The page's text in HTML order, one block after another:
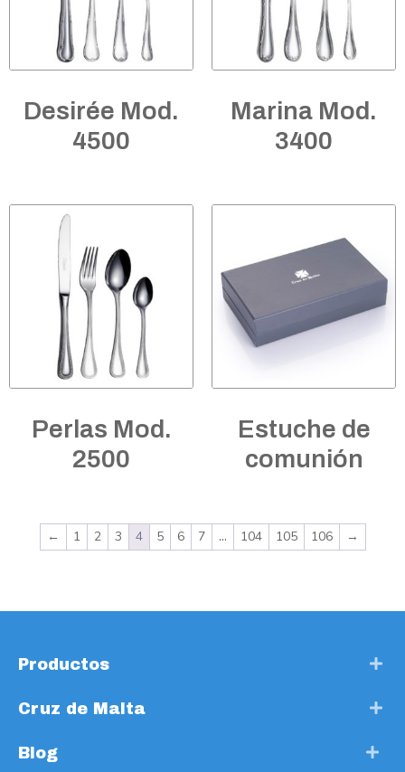
Desirée Mod.
4500
Marina Mod.
3400
Perlas Mod.
2500
Estuche de
comunión
← 1 2 3 4 5 6 7 … 104 105 106 →
Productos
Cruz de Malta
Blog